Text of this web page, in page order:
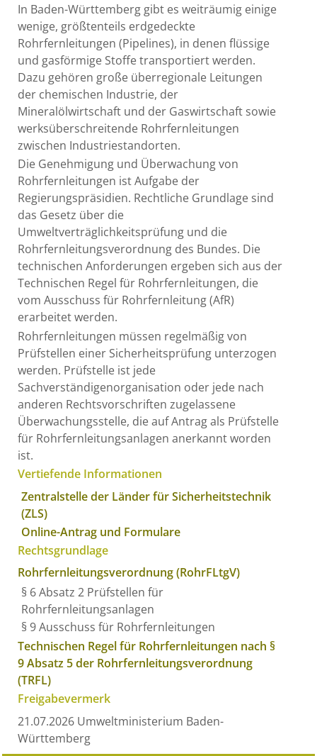
In Baden-Württemberg gibt es weiträumig einige
wenige, größtenteils erdgedeckte
Rohrfernleitungen (Pipelines), in denen flüssige
und gasförmige Stoffe transportiert werden.
Dazu gehören große überregionale Leitungen
der chemischen Industrie, der
Mineralölwirtschaft und der Gaswirtschaft sowie
werksüberschreitende Rohrfernleitungen
zwischen Industriestandorten.
Die Genehmigung und Überwachung von
Rohrfernleitungen ist Aufgabe der
Regierungspräsidien. Rechtliche Grundlage sind
das Gesetz über die
Umweltverträglichkeitsprüfung und die
Rohrfernleitungsverordnung des Bundes. Die
technischen Anforderungen ergeben sich aus der
Technischen Regel für Rohrfernleitungen, die
vom Ausschuss für Rohrfernleitung (AfR)
erarbeitet werden.
Rohrfernleitungen müssen regelmäßig von
Prüfstellen einer Sicherheitsprüfung unterzogen
werden. Prüfstelle ist jede
Sachverständigenorganisation oder jede nach
anderen Rechtsvorschriften zugelassene
Überwachungsstelle, die auf Antrag als Prüfstelle
für Rohrfernleitungsanlagen anerkannt worden
ist.
Vertiefende Informationen
Zentralstelle der Länder für Sicherheitstechnik
(ZLS)
Online-Antrag und Formulare
Rechtsgrundlage
Rohrfernleitungsverordnung (RohrFLtgV)
§ 6 Absatz 2 Prüfstellen für
Rohrfernleitungsanlagen
§ 9 Ausschuss für Rohrfernleitungen
Technischen Regel für Rohrfernleitungen nach §
9 Absatz 5 der Rohrfernleitungsverordnung
(TRFL)
Freigabevermerk
21.07.2026 Umweltministerium Baden-
Württemberg